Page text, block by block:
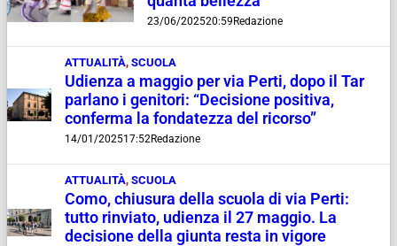
23/06/202520:59Redazione
ATTUALITÀ, SCUOLA
Udienza a maggio per via Perti, dopo il Tar
parlano i genitori: “Decisione positiva,
conferma la fondatezza del ricorso”
14/01/202517:52Redazione
ATTUALITÀ, SCUOLA
Como, chiusura della scuola di via Perti:
tutto rinviato, udienza il 27 maggio. La
decisione della giunta resta in vigore